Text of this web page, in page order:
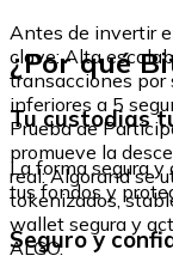
Antes de invertir
clave: Alta
transacciones por
inferiores a 5
Prueba de
promueve la
real: Algorand se
tokenizados,
wallet segura y
ALGO.
¿Por qué
Tu custodias
La forma segura
tus fondos y
Seguro y